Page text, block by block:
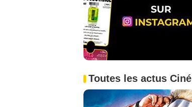
Toutes les actus Ciné